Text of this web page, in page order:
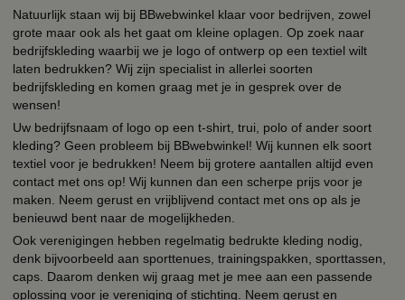
Natuurlijk staan wij bij BBwebwinkel klaar voor bedrijven, zowel
grote maar ook als het gaat om kleine oplagen. Op zoek naar
bedrijfskleding waarbij we je logo of ontwerp op een textiel wilt
laten bedrukken? Wij zijn specialist in allerlei soorten
bedrijfskleding en komen graag met je in gesprek over de
wensen!
Uw bedrijfsnaam of logo op een t-shirt, trui, polo of ander soort
kleding? Geen probleem bij BBwebwinkel! Wij kunnen elk soort
textiel voor je bedrukken! Neem bij grotere aantallen altijd even
contact met ons op! Wij kunnen dan een scherpe prijs voor je
maken. Neem gerust en vrijblijvend contact met ons op als je
benieuwd bent naar de mogelijkheden.
Ook verenigingen hebben regelmatig bedrukte kleding nodig,
denk bijvoorbeeld aan sporttenues, trainingspakken, sporttassen,
caps. Daarom denken wij graag met je mee aan een passende
oplossing voor je vereniging of stichting. Neem gerust en